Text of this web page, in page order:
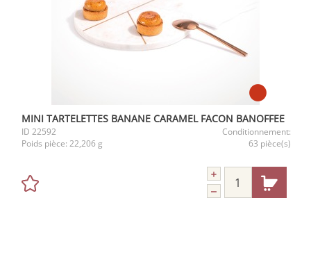
MINI TARTELETTES BANANE CARAMEL FACON BANOFFEE
ID 22592
Conditionnement:
Poids pièce: 22,206 g 63 pièce(s)